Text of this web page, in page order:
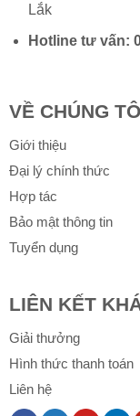
Lắk
Hotline tư vấn:
VỀ CHÚNG
Giới thiệu
Đại lý chính thức
Hợp tác
Bảo mật thông tin
Tuyển dụng
LIÊN KẾT
Giải thưởng
Hình thức thanh toán
Liên hệ